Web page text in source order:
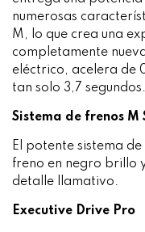
numerosas
M, lo que crea una
completamente
eléctrico, acelera de
tan solo 3,7 segundos.
Sistema de frenos
El potente sistema
freno en negro brillo
detalle llamativo.
Executive Drive Pro